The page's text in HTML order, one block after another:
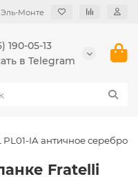
Эль-Монте
190-05-13
в Telegram
IA античное серебро
Fratelli